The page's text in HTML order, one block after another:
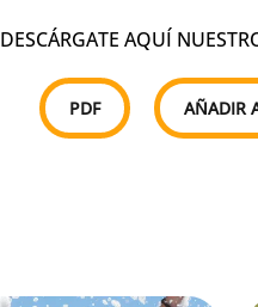
DESCÁRGATE AQUÍ
PDF AÑADIR